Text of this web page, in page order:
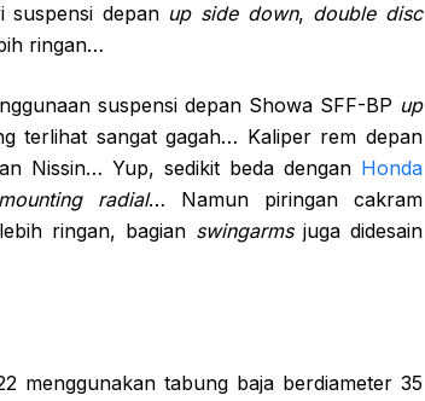
suspensi depan up side down, double disc
ringan…
suspensi depan Showa SFF-BP up
terlihat sangat gagah… Kaliper rem depan
Nissin… Yup, sedikit beda dengan Honda
mounting radial… Namun piringan cakram
ringan, bagian swingarmsjuga didesain
menggunakan tabung baja berdiameter 35